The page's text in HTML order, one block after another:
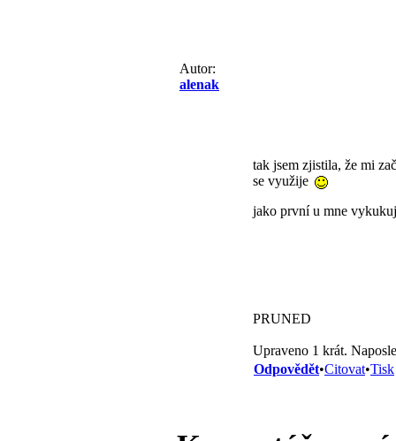
Autor:
alenak
tak jsem zjistila, že mi
se využije
jako první u mne
PRUNED
Upraveno 1 krát.
Odpovědět•Citovat•Tisk